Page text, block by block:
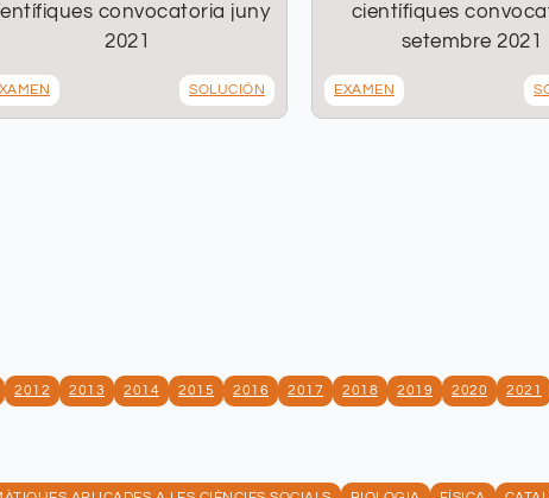
convocatoria juny
2021
SOLUCIÓN
científiques
setembre 2021
EXAMEN
2012 2013 2014 2015 2016 2017 2018 2019 2020 2021